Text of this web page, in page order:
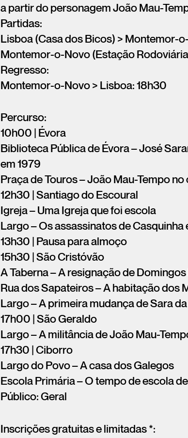
a partir do personagem João Mau-
Partidas:
Lisboa (Casa dos Bicos) > Montemor-
Montemor-o-Novo (Estação
Regresso:
Montemor-o-Novo > Lisboa: 18h30
Percurso:
10h00 | Évora
Biblioteca Pública de Évora – José
em 1979
Praça de Touros – João Mau-Tempo
12h30 | Santiago do Escoural
Igreja – Uma Igreja que foi escola
Largo – Os assassinatos de Casquinha
13h30 | Pausa para almoço
15h30 | São Cristóvão
A Taberna – A resignação de
Rua dos Sapateiros – A habitação dos
Largo – A primeira mudança de Sara
17h00 | São Geraldo
Largo – A militância de João Mau-
17h30 | Ciborro
Largo do Povo – A casa dos Galegos
Escola Primária – O tempo de escola
Público: Geral
Inscrições gratuitas e limitadas *: